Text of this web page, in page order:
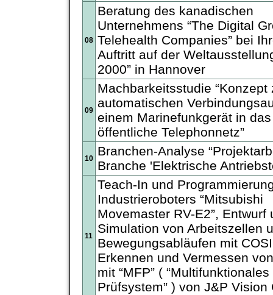
08
Beratung des kanadischen
Unternehmens “The Digital
Telehealth Companies” bei
Auftritt auf der
2000” in Hannover
09
Machbarkeitsstudie “Konzept
automatischen
einem Marinefunkgerät in das
öffentliche Telephonnetz”
10
Branchen-Analyse
Branche 'Elektrische
11
Teach-In und
Industrieroboters “Mitsubishi
Movemaster RV-E2”, Entwurf
Simulation von Arbeitszellen
Bewegungsabläufen mit
Erkennen und Vermessen
mit “MFP” ( “Multifunktionales
Prüfsystem” ) von J&P Vision